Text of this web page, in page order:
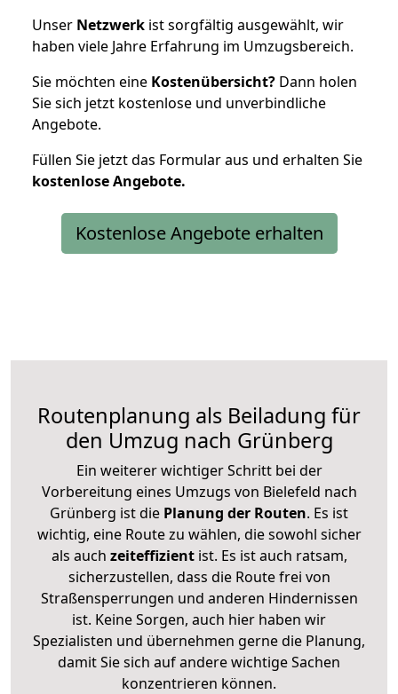
Unser Netzwerk ist sorgfältig ausgewählt, wir
haben viele Jahre Erfahrung im Umzugsbereich.
Sie möchten eine Kostenübersicht? Dann holen
Sie sich jetzt kostenlose und unverbindliche
Angebote.
Füllen Sie jetzt das Formular aus und erhalten Sie
kostenloseAngebote.
Kostenlose Angebote erhalten
Routenplanung als Beiladung für
den Umzug nach Grünberg
Ein weiterer wichtiger Schritt bei der
Vorbereitung eines Umzugs von Bielefeld nach
Grünberg ist die Planung der Routen. Es ist
wichtig, eine Route zu wählen, die sowohl sicher
als auch zeiteffizientist. Es ist auch ratsam,
sicherzustellen, dass die Route frei von
Straßensperrungen und anderen Hindernissen
ist. Keine Sorgen, auch hier haben wir
Spezialisten und übernehmen gerne die Planung,
damit Sie sich auf andere wichtige Sachen
konzentrieren können.